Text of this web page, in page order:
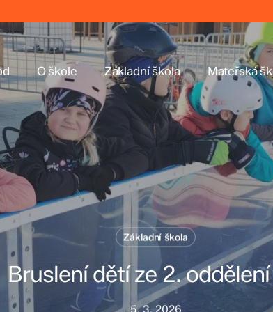
O škole Základní škola Mateřská
Základní škola
Bruslení dětí ze 2.
5. 3. 2026